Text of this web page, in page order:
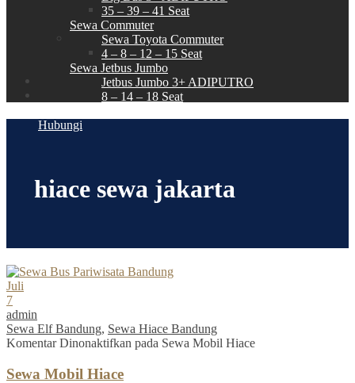
35 – 39 – 41 Seat
Sewa Commuter
Sewa Toyota Commuter
4 – 8 – 12 – 15 Seat
Sewa Jetbus Jumbo
Jetbus Jumbo 3+ ADIPUTRO
8 – 14 – 18 Seat
Hubungi
hiace sewa jakarta
Juli
7
admin
Sewa Elf Bandung, Sewa Hiace Bandung
Komentar Dinonaktifkan pada Sewa Mobil Hiace
Sewa Mobil Hiace